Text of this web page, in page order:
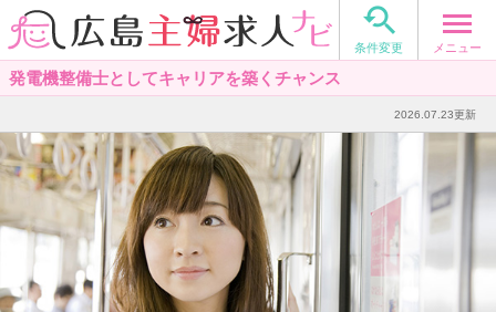

条件変更 メニュー
発電機整備士としてキャリアを築くチャンス
2026.07.23更新